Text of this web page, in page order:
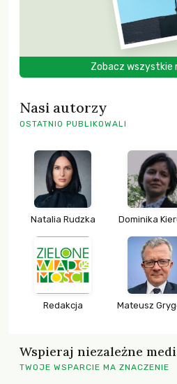
Zobacz wszystkie
Nasi autorzy
OSTATNIO PUBLIKOWALI
Natalia Rudzka Dominika
Redakcja Mateusz
Wspieraj niezależne
TWOJE WSPARCIE MA ZNACZENIE